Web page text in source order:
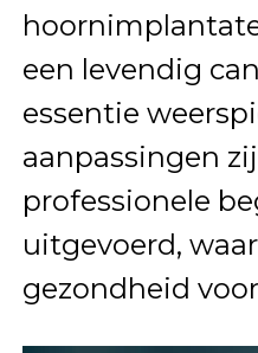
een levendig
essentie
aanpassingen
professionele
uitgevoerd,
gezondheid